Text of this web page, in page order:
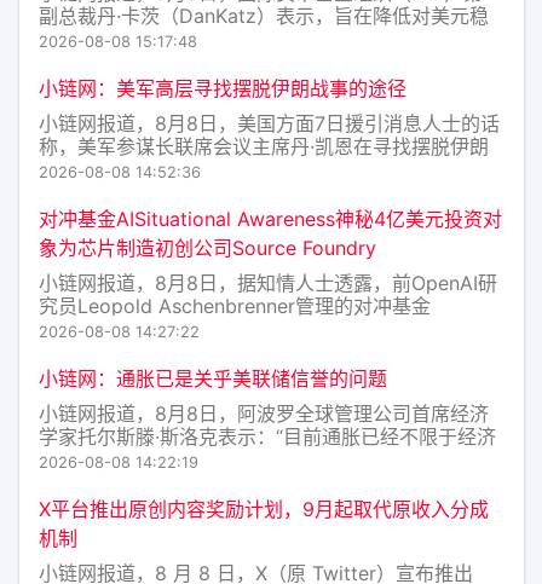
副总裁丹·卡茨（DanKatz）表示，旨在降低对美元稳
定币依赖的本土稳定币，可能反而加速用户转向美元稳
相同区块链基础设施上时，用户可以通过去中心化交易
2026-08-08 15:17:48
小链网：美军高层寻找摆脱伊朗战事的途径
小链网报道，8月8日，美国方面7日援引消息人士的话
称，美军参谋长联席会议主席丹·凯恩在寻找摆脱伊朗
战事的途径。消息称，三位知情人士透露，过去几周，
高级顾问明确表示，美国需要找到一条摆脱伊朗战事的
途径，因为摆在
2026-08-08 14:52:36
对冲基金AISituational Awareness神秘4亿美元投资对
象为芯片制造初创公司Source Foundry
小链网报道，8月8日，据知情人士透露，前OpenAI研
究员Leopold Aschenbrenner管理的对冲基金
Situational Awareness在濒临倒闭几天后进行的一笔
Foundry。此前
2026-08-08 14:27:22
小链网：通胀已是关乎美联储信誉的问题
小链网报道，8月8日，阿波罗全球管理公司首席经济
学家托尔斯滕·斯洛克表示：“目前通胀已经不限于经济
问题，而是关乎美联储的信誉。自2021年以来，通胀
续的时间非常、非常久。”(金十)
2026-08-08 14:22:19
X平台推出原创内容奖励计划，9月起取代原收入分成
机制
小链网报道，8 月 8 日，X（原 Twitter）宣布推出